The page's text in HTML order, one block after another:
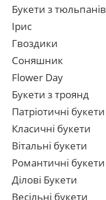
Букети з тюльпанів
Ірис
Гвоздики
Соняшник
Flower Day
Букети з троянд
Патріотичні букети
Класичні букети
Вітальні букети
Романтичні букети
Ділові Букети
Весільні букети